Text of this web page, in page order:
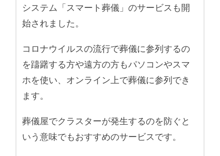
システム「スマート葬儀」のサービスも開
始されました。
コロナウイルスの流行で葬儀に参列するの
を躊躇する方や遠方の方もパソコンやスマ
ホを使い、オンライン上で葬儀に参列でき
ます。
葬儀屋でクラスターが発生するのを防ぐと
いう意味でもおすすめのサービスです。